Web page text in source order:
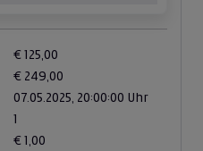
€ 125,00
€ 249,00
07.05.2025, 20:00:00 Uhr
1
€ 1,00